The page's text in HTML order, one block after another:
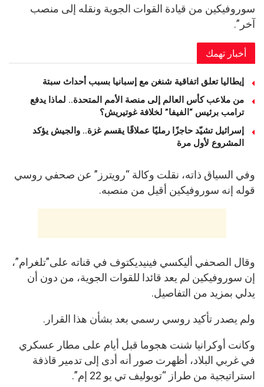
سوروفيكين من قيادة القوات الجوية ونقله إلى منصب
آخر”.
أخبار تهمك
إيطاليا تعلق اتفاقية شنغن مع إسبانيا بسبب أحداث سبتة
من ملاعب كأس العالم إلى منصة الأمم المتحدة.. لماذا يدفع
ترامب برئيس “الفيفا” لخلافة غوتيريش؟
إسرائيل تشيّد حاجزًا رمليًا عملاقًا يقسم غزة.. والجيش يؤكد
المشروع لأول مرة
وفي السياق ذاته، نقلت وكالة “رويترز” عن صحفي روسي
قوله إنه سوروفيكين أقيل من منصبه.
وقال الصحفي أليكسي فينيديكتوف في قناته على”تلغرام”،
إن سوروفيكين لم يعد قائدا للقوات الجوية، من دون أن
يدلي بمزيد من التفاصيل.
ولم يصدر تأكيد روسي رسمي بعد بشأن هذا القرار.
وكانت أوكرانيا شنت هجوما قبل أيام على مطار عسكري
في غربي البلاد، أظهرت صور أنه أدى إلى تدمير قاذفة
استراتيجية من طراز “توبوليف تي يو 22 إم”.